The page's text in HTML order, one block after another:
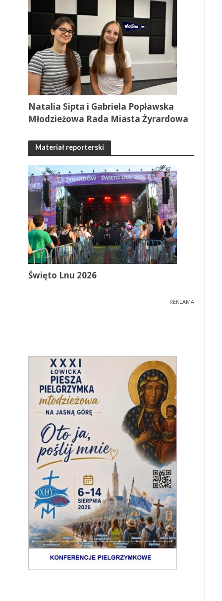
Natalia Sipta i Gabriela Popławska
Młodzieżowa Rada Miasta Żyrardowa
Materiał reporterski
Święto Lnu 2026
REKLAMA